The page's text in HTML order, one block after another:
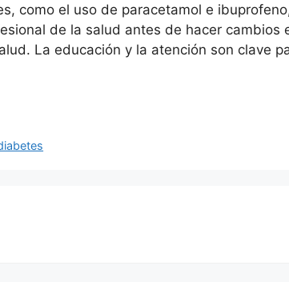
como el uso de paracetamol e
de la salud antes de hacer cambios
La educación y la atención son clave